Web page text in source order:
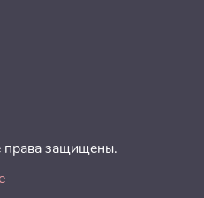
защищены.